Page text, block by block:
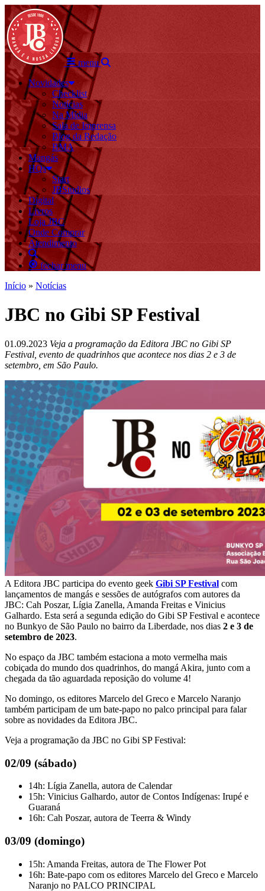
menu
Novidades
Checklist
Notícias
Na Mídia
Sala de Imprensa
Blog da Redação
BMA
Mangás
HQs
Start
JBStudios
Digital
Livros
Loja JBC
Onde Comprar
Atendimento
fechar menu
Início » Notícias
JBC no Gibi SP Festival
01.09.2023 Veja a programação da Editora JBC no Gibi SP
Festival, evento de quadrinhos que acontece nos dias 2 e 3 de
setembro, em São Paulo.
A Editora JBC participa do evento geek Gibi SP Festival com
lançamentos de mangás e sessões de autógrafos com autores da
JBC: Cah Poszar, Lígia Zanella, Amanda Freitas e Vinicius
Galhardo. Esta será a segunda edição do Gibi SP Festival e acontece
no Bunkyo de São Paulo no bairro da Liberdade, nos dias 2 e 3 de
setembro de 2023.
No espaço da JBC também estaciona a moto vermelha mais
cobiçada do mundo dos quadrinhos, do mangá Akira, junto com a
chegada da tão aguardada reposição do volume 4!
No domingo, os editores Marcelo del Greco e Marcelo Naranjo
também participam de um bate-papo no palco principal para falar
sobre as novidades da Editora JBC.
Veja a programação da JBC no Gibi SP Festival:
02/09 (sábado)
14h: Lígia Zanella, autora de Calendar
15h: Vinicius Galhardo, autor de Contos Indígenas: Irupé e
Guaraná
16h: Cah Poszar, autora de Teerra & Windy
03/09 (domingo)
15h: Amanda Freitas, autora de The Flower Pot
16h: Bate-papo com os editores Marcelo del Greco e Marcelo
Naranjo no PALCO PRINCIPAL